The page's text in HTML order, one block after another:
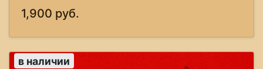
1,900 руб.
в наличии